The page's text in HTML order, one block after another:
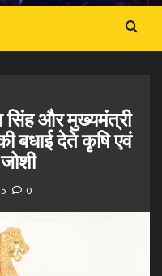
सिंह और मुख्यमंत्री
बधाई देते कृषि एवं
0